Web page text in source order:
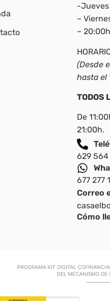
-Jueves
–
–
(Desde
hasta el
TODOS
De
21:00h.
629
677 277
Correo
Cómo